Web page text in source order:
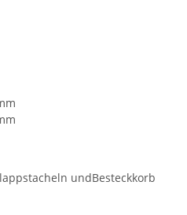
undBesteckkorb